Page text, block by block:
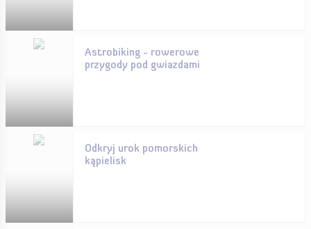
Astrobiking - rowerowe
przygody pod gwiazdami
Odkryj urok pomorskich
kąpielisk